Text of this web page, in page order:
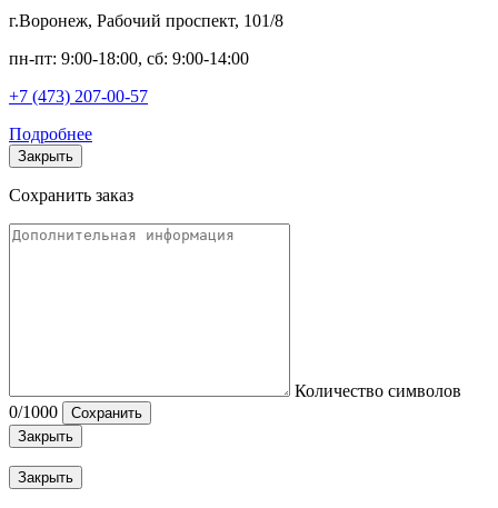
г.Воронеж, Рабочий проспект, 101/8
пн-пт: 9:00-18:00, сб: 9:00-14:00
+7 (473) 207-00-57
Подробнее
Закрыть
Сохранить заказ
Количество символов
0/1000
Сохранить
Закрыть
Закрыть